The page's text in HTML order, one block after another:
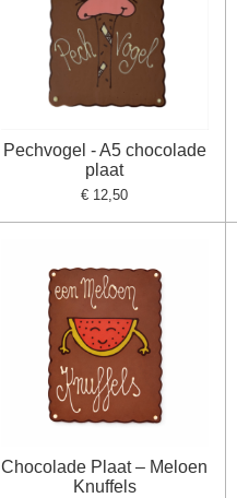
Pechvogel - A5 chocolade
plaat
€ 12,50
Chocolade Plaat – Meloen
Knuffels